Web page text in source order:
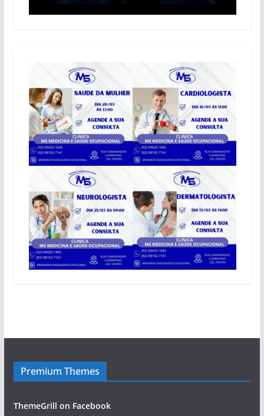
Premium Themes
ThemeGrill on Facebook